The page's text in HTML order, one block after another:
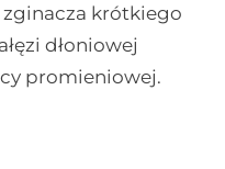
krótkiego
dłoniowej
promieniowej.